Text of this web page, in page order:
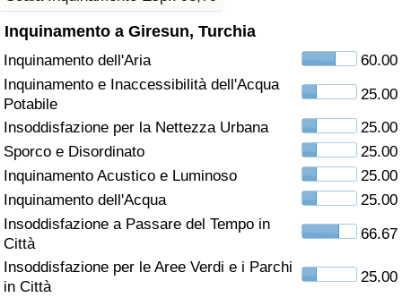
Inquinamento a Giresun, Turchia
Inquinamento dell'Aria
60.00
Inquinamento e Inaccessibilità dell'Acqua
Potabile
25.00
Insoddisfazione per la Nettezza Urbana
25.00
Sporco e Disordinato
25.00
Inquinamento Acustico e Luminoso
25.00
Inquinamento dell'Acqua
25.00
Insoddisfazione a Passare del Tempo in
Città
66.67
Insoddisfazione per le Aree Verdi e i Parchi
in Città
25.00
Indice del Tasso di Criminalità (Corrente)
Indice della Criminalità
Indice di criminalità per paese
Assistenza Sanitaria
Indice dell’Assistenza Sanitaria (Corrente)
Indice dell’Assistenza Sanitaria
Indice dell’Assistenza Sanitaria per